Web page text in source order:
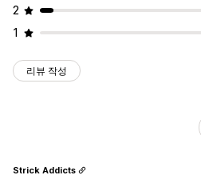
2
1
리뷰 작성
Strick Addicts